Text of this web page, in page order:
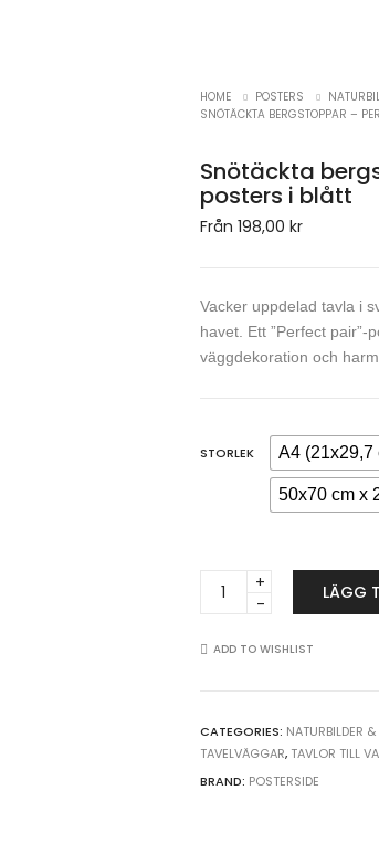
HOME POSTERS
SNÖTÄCKTA BERGSTOPPAR –
Snötäckta
posters i blått
Från 198,00kr
Vacker uppdelad tavla i
havet. Ett ”Perfect
väggdekoration och
STORLEK A4 (21x29,7
50x70 cm x
Snötäckta
bergstoppar
Perfect
blått
LÄGG
ADD TO WISHLIST
CATEGORIES: NATURBILDER
TAVELVÄGGAR, TAVLOR TILL
BRAND: POSTERSIDE